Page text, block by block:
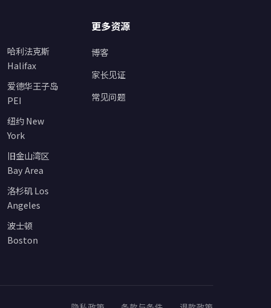
哈利法克斯
Halifax
爱德华王子岛
PEI
纽约 New
York
旧金山湾区
Bay Area
洛杉矶 Los
Angeles
波士顿
Boston
更多资源
博客
家长见证
常见问题